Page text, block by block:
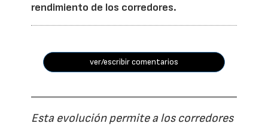
rendimiento de los corredores.
ver/escribir comentarios
Esta evolución permite a los corredores